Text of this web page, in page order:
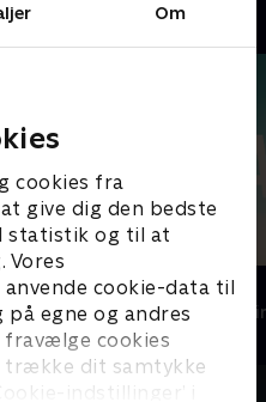
Om
cookies fra
give dig den bedste
statistik og til at
Vores
cookie-data til
egne og andres
cookies
trække dit samtykke
indstillinger’ i
The Au Pair
Krimi &